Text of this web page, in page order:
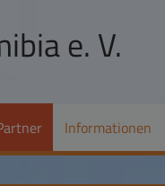
e. V.
Informationen